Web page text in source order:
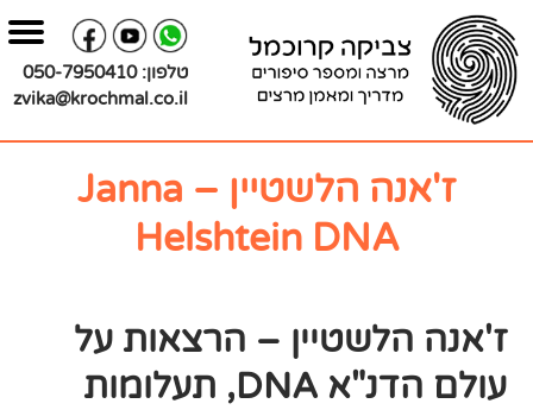
יצירת
קשר
עבור
לתוכן
טלפון:050-7950410
zvika@krochmal.co.il
ז'אנה הלשטיין – Janna
Helshtein DNA
ז'אנה הלשטיין – הרצאות על
עולם הדנ"א DNA, תעלומות